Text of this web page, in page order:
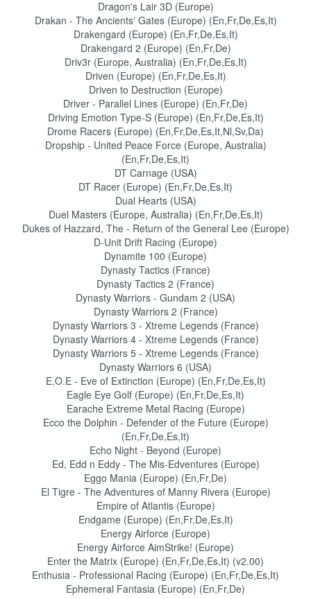
Dragon's Lair 3D (Europe)
Drakan - The Ancients' Gates (Europe) (En,Fr,De,Es,It)
Drakengard (Europe) (En,Fr,De,Es,It)
Drakengard 2 (Europe) (En,Fr,De)
Driv3r (Europe, Australia) (En,Fr,De,Es,It)
Driven (Europe) (En,Fr,De,Es,It)
Driven to Destruction (Europe)
Driver - Parallel Lines (Europe) (En,Fr,De)
Driving Emotion Type-S (Europe) (En,Fr,De,Es,It)
Drome Racers (Europe) (En,Fr,De,Es,It,Nl,Sv,Da)
Dropship - United Peace Force (Europe, Australia)
(En,Fr,De,Es,It)
DT Carnage (USA)
DT Racer (Europe) (En,Fr,De,Es,It)
Dual Hearts (USA)
Duel Masters (Europe, Australia) (En,Fr,De,Es,It)
Dukes of Hazzard, The - Return of the General Lee (Europe)
D-Unit Drift Racing (Europe)
Dynamite 100 (Europe)
Dynasty Tactics (France)
Dynasty Tactics 2 (France)
Dynasty Warriors - Gundam 2 (USA)
Dynasty Warriors 2 (France)
Dynasty Warriors 3 - Xtreme Legends (France)
Dynasty Warriors 4 - Xtreme Legends (France)
Dynasty Warriors 5 - Xtreme Legends (France)
Dynasty Warriors 6 (USA)
E.O.E - Eve of Extinction (Europe) (En,Fr,De,Es,It)
Eagle Eye Golf (Europe) (En,Fr,De,Es,It)
Earache Extreme Metal Racing (Europe)
Ecco the Dolphin - Defender of the Future (Europe)
(En,Fr,De,Es,It)
Echo Night - Beyond (Europe)
Ed, Edd n Eddy - The Mis-Edventures (Europe)
Eggo Mania (Europe) (En,Fr,De)
El Tigre - The Adventures of Manny Rivera (Europe)
Empire of Atlantis (Europe)
Endgame (Europe) (En,Fr,De,Es,It)
Energy Airforce (Europe)
Energy Airforce AimStrike! (Europe)
Enter the Matrix (Europe) (En,Fr,De,Es,It) (v2.00)
Enthusia - Professional Racing (Europe) (En,Fr,De,Es,It)
Ephemeral Fantasia (Europe) (En,Fr,De)